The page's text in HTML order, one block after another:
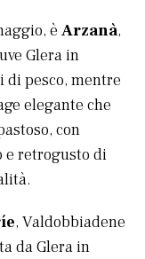
è Arzanà,
Glera in
di pesco, mentre
elegante che
con
e retrogusto di
, Valdobbiadene
da Glera in